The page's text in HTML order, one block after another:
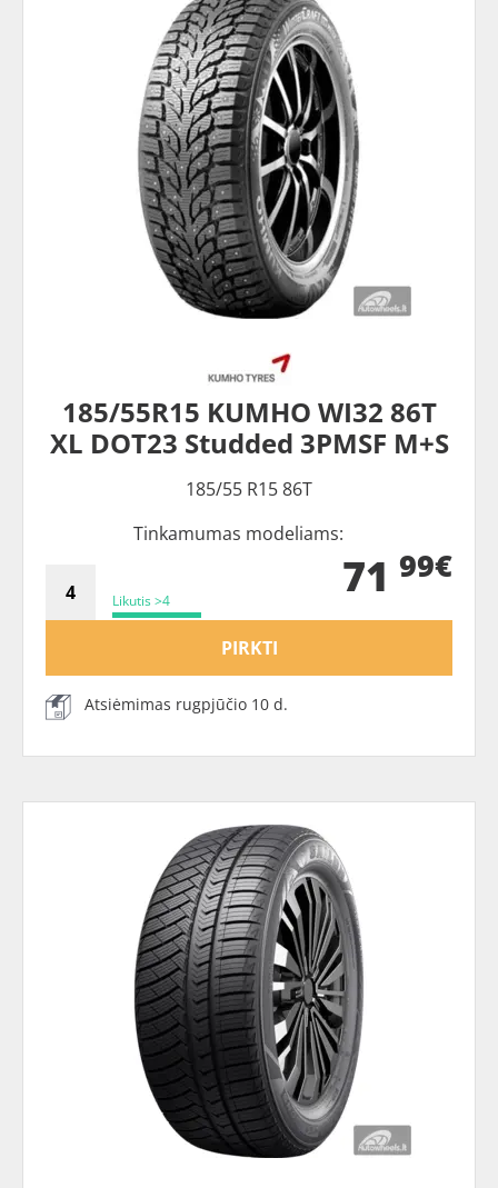
185/55R15 KUMHO WI32 86T
XL DOT23 Studded 3PMSF M+S
185/55 R15 86T
Tinkamumas modeliams:
Likutis >4 71 99€
PIRKTI
Atsiėmimas rugpjūčio 10 d.